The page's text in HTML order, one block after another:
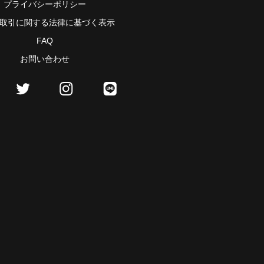
プライバシーポリシー
引に関する法律に基づく表示
FAQ
お問い合わせ